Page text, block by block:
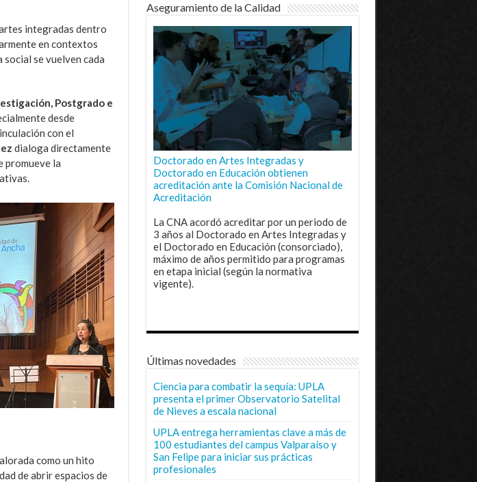
integradas dentro
en contextos
se vuelven cada
Postgrado e
desde
con el
dialoga directamente
promueve la
como un hito
de abrir espacios de
Aseguramiento de la Calidad
Doctorado en Artes Integradas y
Doctorado en Educación obtienen
acreditación ante la Comisión Nacional de
Acreditación
La CNA acordó acreditar por un periodo de
3 años al Doctorado en Artes Integradas y
el Doctorado en Educación (consorciado),
máximo de años permitido para programas
en etapa inicial (según la normativa
vigente).
Últimas novedades
Ciencia para combatir la sequía: UPLA
presenta el primer Observatorio Satelital
de Nieves a escala nacional
UPLA entrega herramientas clave a más de
100 estudiantes del campus Valparaíso y
San Felipe para iniciar sus prácticas
profesionales